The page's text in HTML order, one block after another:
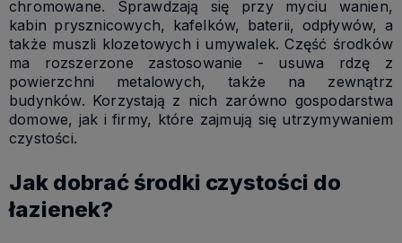
chromowane. Sprawdzają się przy myciu wanien,
kabin prysznicowych, kafelków, baterii, odpływów, a
także muszli klozetowych i umywalek. Część środków
ma rozszerzone zastosowanie - usuwa rdzę z
powierzchni metalowych, także na zewnątrz
budynków. Korzystają z nich zarówno gospodarstwa
domowe, jak i firmy, które zajmują się utrzymywaniem
czystości.
Jak dobrać środki czystości do
łazienek?